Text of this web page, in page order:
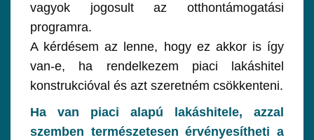
vagyok jogosult az otthontámogatási
programra.
A kérdésem az lenne, hogy ez akkor is így
van-e, ha rendelkezem piaci lakáshitel
konstrukcióval és azt szeretném csökkenteni.
Ha van piaci alapú lakáshitele, azzal
szemben természetesen érvényesítheti a